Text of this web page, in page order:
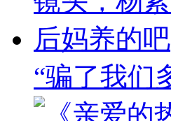
“骗了我们